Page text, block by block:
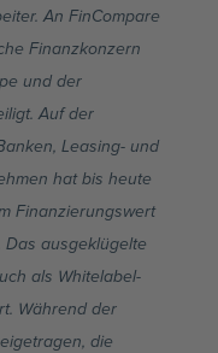
An FinCompare
Finanzkonzern
und der
Auf der
Leasing- und
hat bis heute
Finanzierungswert
ausgeklügelte
als Whitelabel-
Während der
die